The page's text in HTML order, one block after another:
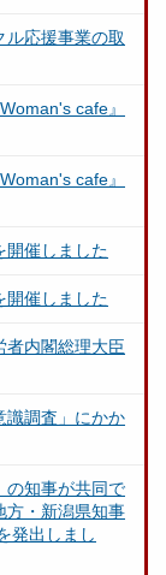
応援事業の取
cafe』
cafe』
開催しました
開催しました
者内閣総理大臣
識調査」にかか
の知事が共同で
方・新潟県知事
発出しまし